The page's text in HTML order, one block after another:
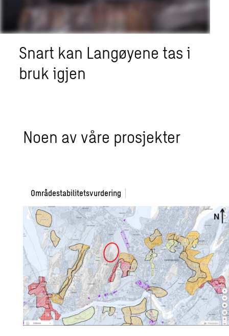
Snart kan Langøyene tas i
bruk igjen
Noen av våre prosjekter
Områdestabilitetsvurdering
Regulering
boligfelt
på
Knattås